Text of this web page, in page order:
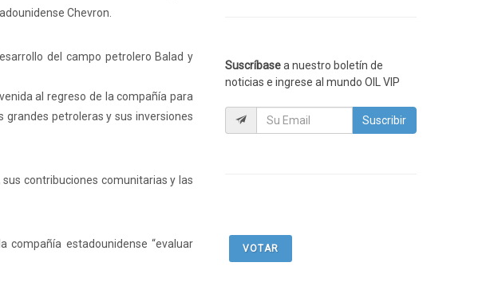
Chevron.
del campo petrolero Balad y
al regreso de la compañía para
petroleras y sus inversiones
contribuciones comunitarias y las
compañía estadounidense “evaluar
Suscríbasea nuestro boletín de
noticias e ingrese al mundo OIL VIP
Suscribir
VOTAR